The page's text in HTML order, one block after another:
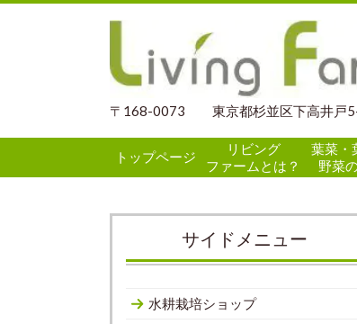
〒168-0073 東京都杉並区下高井戸5-
トップページ
リビング
ファームとは？
葉菜・
野菜
サイドメニュー
水耕栽培ショップ